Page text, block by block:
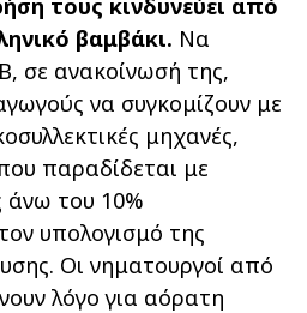
βαμβάκι. Να
σε ανακοίνωσή της,
να συγκομίζουν με
μηχανές,
παραδίδεται με
άνω του 10%
υπολογισμό της
Οι νηματουργοί από
λόγο για αόρατη